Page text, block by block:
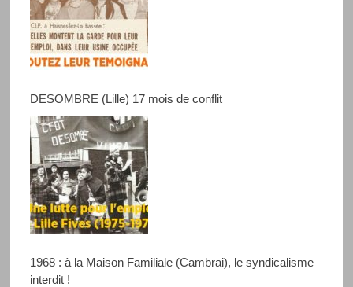
DESOMBRE (Lille) 17 mois de conflit
1968 : à la Maison Familiale (Cambrai), le syndicalisme
interdit !